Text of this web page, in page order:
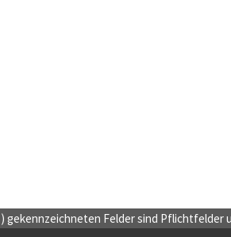
) gekennzeichneten Felder sind Pflichtfelder